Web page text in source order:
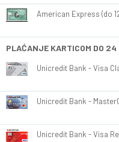
American Express (do
PLAĆANJE KARTICOM DO 24
Unicredit Bank - Visa
Unicredit Bank -
Unicredit Bank - Visa